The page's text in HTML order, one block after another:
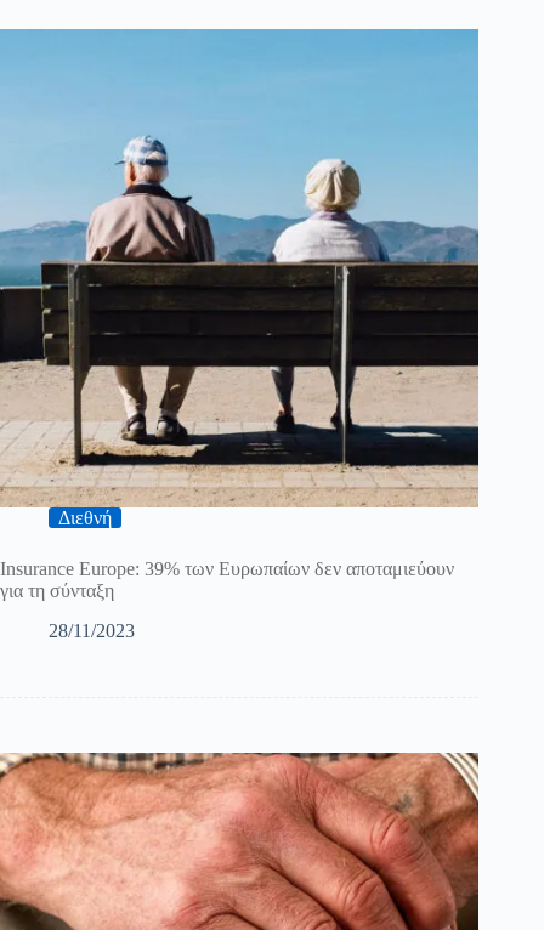
Διεθνή
Insurance Europe: 39% των Ευρωπαίων δεν αποταμιεύουν
για τη σύνταξη
28/11/2023